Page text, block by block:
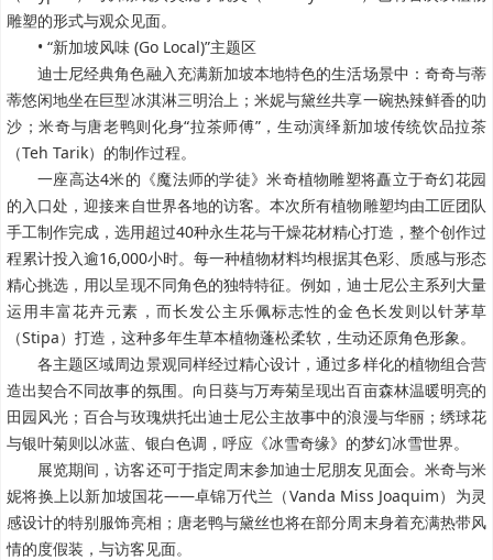
雕塑的形式与观众见面。
• “新加坡风味 (Go Local)”主题区
迪士尼经典角色融入充满新加坡本地特色的生活场景中：奇奇与蒂
蒂悠闲地坐在巨型冰淇淋三明治上；米妮与黛丝共享一碗热辣鲜香的叻
沙；米奇与唐老鸭则化身“拉茶师傅”，生动演绎新加坡传统饮品拉茶
（Teh Tarik）的制作过程。
一座高达4米的《魔法师的学徒》米奇植物雕塑将矗立于奇幻花园
的入口处，迎接来自世界各地的访客。本次所有植物雕塑均由工匠团队
手工制作完成，选用超过40种永生花与干燥花材精心打造，整个创作过
程累计投入逾16,000小时。 每一种植物材料均根据其色彩、质感与形态
精心挑选，用以呈现不同角色的独特特征。例如，迪士尼公主系列大量
运用丰富花卉元素，而长发公主乐佩标志性的金色长发则以针茅草
（Stipa）打造，这种多年生草本植物蓬松柔软，生动还原角色形象。
各主题区域周边景观同样经过精心设计，通过多样化的植物组合营
造出契合不同故事的氛围。向日葵与万寿菊呈现出百亩森林温暖明亮的
田园风光；百合与玫瑰烘托出迪士尼公主故事中的浪漫与华丽；绣球花
与银叶菊则以冰蓝、银白色调，呼应《冰雪奇缘》的梦幻冰雪世界。
展览期间，访客还可于指定周末参加迪士尼朋友见面会。米奇与米
妮将换上以新加坡国花——卓锦万代兰（Vanda Miss Joaquim）为灵
感设计的特别服饰亮相；唐老鸭与黛丝也将在部分周末身着充满热带风
情的度假装，与访客见面。